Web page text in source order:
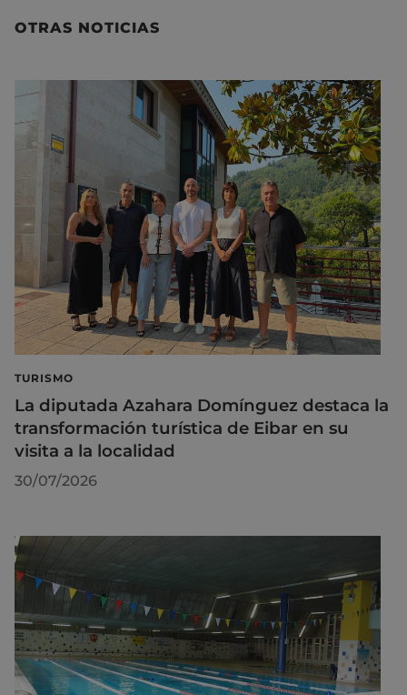
OTRAS NOTICIAS
TURISMO
La diputada Azahara Domínguez destaca la
transformación turística de Eibar en su
visita a la localidad
30/07/2026